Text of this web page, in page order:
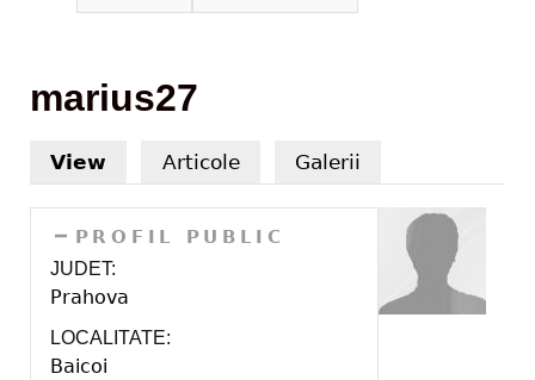
marius27
View (active tab)
Articole Galerii
HIDE
PROFIL PUBLIC
JUDET:
Prahova
LOCALITATE:
Baicoi